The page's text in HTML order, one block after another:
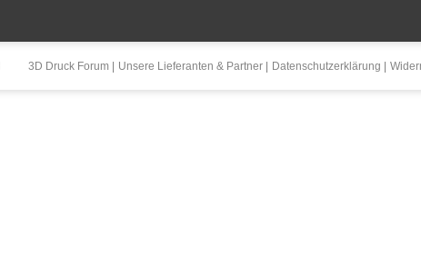
3D Druck Forum Unsere Lieferanten & Partner Datenschutzerklärung